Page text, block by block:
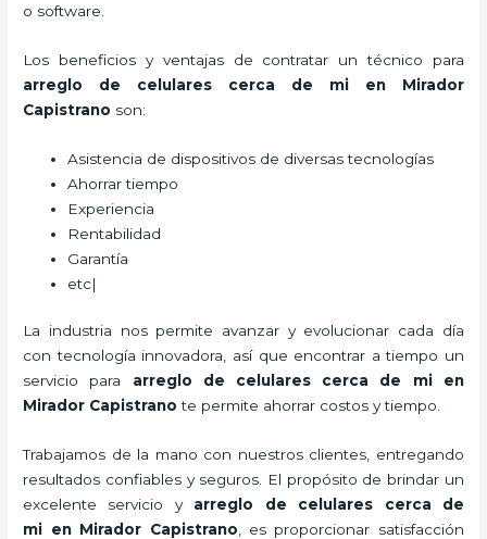
o software.
Los beneficios y ventajas de contratar un técnico para
arreglo de celulares cerca de mien Mirador
Capistrano son:
Asistencia de dispositivos de diversas tecnologías
Ahorrar tiempo
Experiencia
Rentabilidad
Garantía
etc|
La industria nos permite avanzar y evolucionar cada día
con tecnología innovadora, así que encontrar a tiempo un
servicio para arreglo de celulares cerca de mi en
Mirador Capistrano te permite ahorrar costos y tiempo.
Trabajamos de la mano con nuestros clientes, entregando
resultados confiables y seguros. El propósito de brindar un
excelente servicio y arreglo de celulares cerca de
mi en Mirador Capistrano , es proporcionar satisfacción